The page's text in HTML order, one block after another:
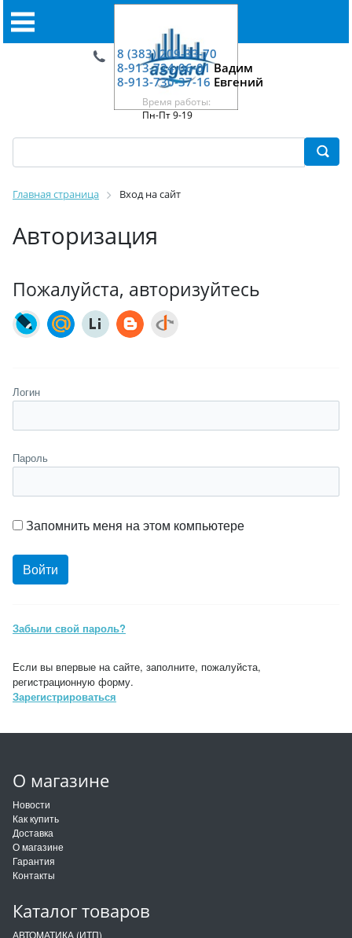
8 (383) 209-33-70
8-913-724-06-01Вадим
8-913-730-37-16 Евгений
Время работы:
Пн-Пт 9-19
Главная страница Вход на сайт
Авторизация
Пожалуйста, авторизуйтесь
Логин
Пароль
Запомнить меня на этом компьютере
Забыли свой пароль?
Если вы впервые на сайте, заполните, пожалуйста,
регистрационную форму.
Зарегистрироваться
О магазине
Новости
Как купить
Доставка
О магазине
Гарантия
Контакты
Каталог товаров
АВТОМАТИКА (ИТП)